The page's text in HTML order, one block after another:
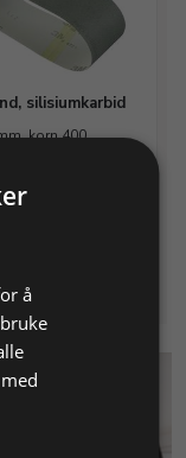
silisiumkarbid
korn 400,
å